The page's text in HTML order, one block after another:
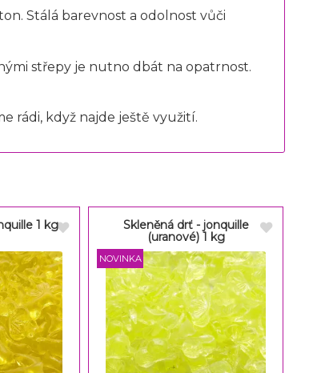
Stálá barevnost a odolnost vůči
střepy je nutno dbát na opatrnost.
rádi, když najde ještě využití.
1 kg
Skleněná drť - jonquille
(uranové) 1 kg